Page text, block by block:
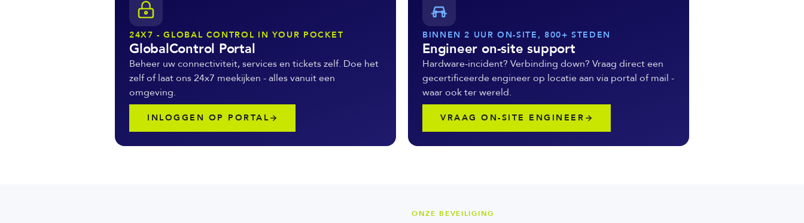
24X7 - GLOBAL CONTROL IN YOUR POCKET
GlobalControl Portal
Beheer uw connectiviteit, services en tickets zelf. Doe het
zelf of laat ons 24x7 meekijken - alles vanuit een
omgeving.
INLOGGEN OP PORTAL
BINNEN 2 UUR ON-SITE, 800+ STEDEN
Engineer on-site support
Hardware-incident? Verbinding down? Vraag direct een
gecertificeerde engineer op locatie aan via portal of mail -
waar ook ter wereld.
VRAAG ON-SITE ENGINEER
ONZE BEVEILIGING